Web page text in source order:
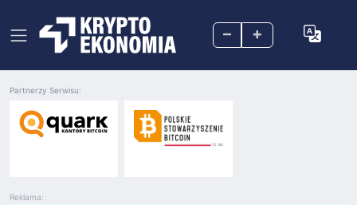
– +
Reklama:
Partnerzy Serwisu: